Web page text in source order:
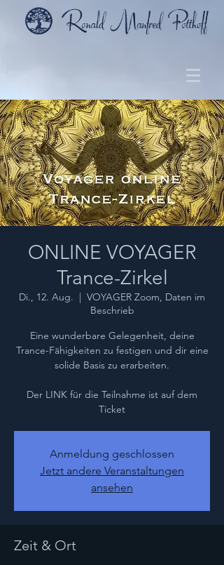
ONLINE VOYAGER
Trance-Zirkel
Di., 12. Aug.
  |
VOYAGER Zoom, Daten im
Beschrieb
Eine wunderbare Gelegenheit, deine
Trance-Fähigkeiten zu festigen und dir eine
solide Basis zu erarbeiten.
Der LINK für die Teilnahme ist auf dem
Ticket
Anmeldung geschlossen
Jetzt andere Veranstaltungen
ansehen
Zeit & Ort